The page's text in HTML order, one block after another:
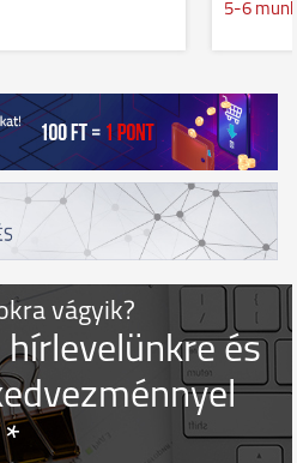
5-6
vágyik?
és